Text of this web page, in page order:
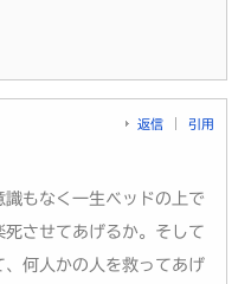
返信 引用
もなく一生ベッドの上で
させてあげるか。そして
何人かの人を救ってあげ